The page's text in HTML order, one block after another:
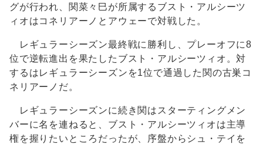
グが行われ、関菜々巳が所属するブスト・アルシーツ
ィオはコネリアーノとアウェーで対戦した。
レギュラーシーズン最終戦に勝利し、プレーオフに8
位で逆転進出を果たしたブスト・アルシーツィオ。対
するはレギュラーシーズンを1位で通過した関の古巣コ
ネリアーノだ。
レギュラーシーズンに続き関はスターティングメン
バーに名を連ねると、ブスト・アルシーツィオは主導
権を握りたいところだったが、序盤からシュ・テイを